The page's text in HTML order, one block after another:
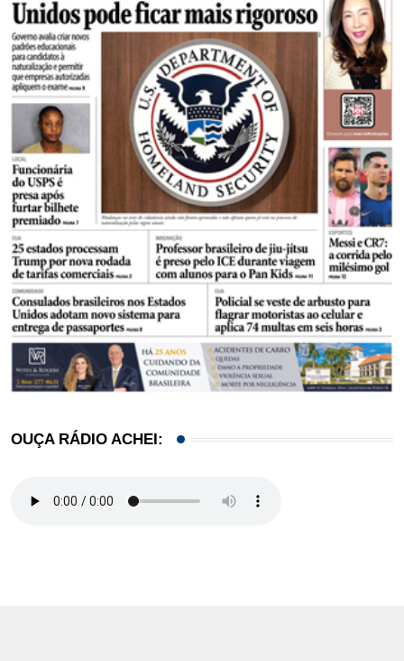
OUÇA RÁDIO ACHEI: